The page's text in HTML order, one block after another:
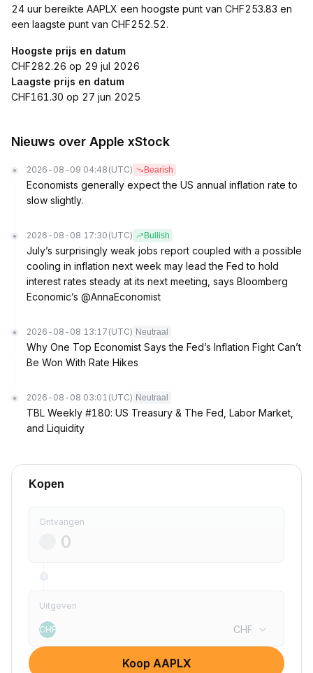
24 uur bereikte AAPLX een hoogste punt van CHF253.83 en
een laagste punt van CHF252.52.
Hoogste prijs en datum
CHF282.26 op 29 jul 2026
Laagste prijs en datum
CHF161.30 op 27 jun 2025
Nieuws over Apple xStock
2026-08-09 04:48 (UTC) Bearish
Economists generally expect the US annual inflation rate to
slow slightly.
2026-08-08 17:30 (UTC) Bullish
July’s surprisingly weak jobs report coupled with a possible
cooling in inflation next week may lead the Fed to hold
interest rates steady at its next meeting, says Bloomberg
Economic’s @AnnaEconomist
2026-08-08 13:17 (UTC) Neutraal
Why One Top Economist Says the Fed’s Inflation Fight Can’t
Be Won With Rate Hikes
2026-08-08 03:01 (UTC) Neutraal
TBL Weekly #180: US Treasury & The Fed, Labor Market,
and Liquidity
Kopen
Ontvangen
Uitgeven
CHF CHF
Koop AAPLX